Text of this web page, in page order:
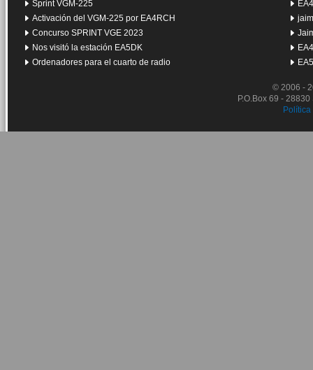
Sprint VGM-225
Activación del VGM-225 por EA4RCH
Concurso SPRINT VGE 2023
Nos visitó la estación EA5DK
Ordenadores para el cuarto de radio
© 2006 -
P.O.Box 69 -